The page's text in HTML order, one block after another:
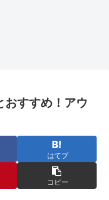
おすすめ！アウ
はてブ
コピー